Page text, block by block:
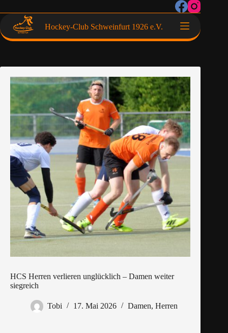
Hockey-Club Schweinfurt 1926 e.V.
HCS Herren verlieren unglücklich – Damen weiter
siegreich
Tobi 17. Mai 2026 Damen, Herren